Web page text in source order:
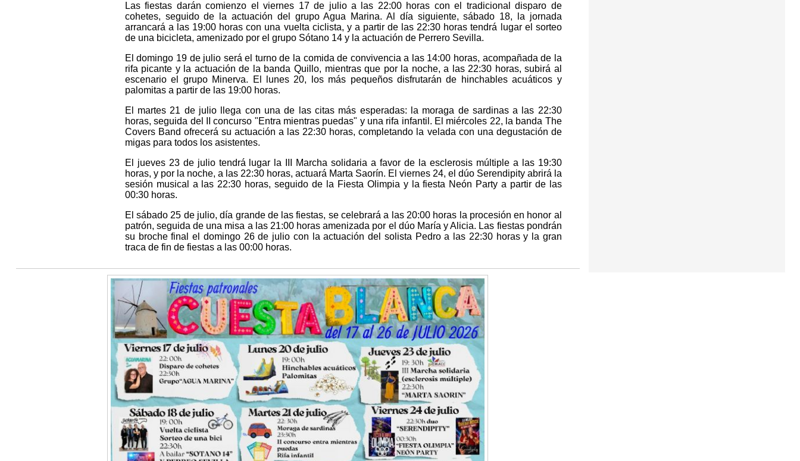
Las fiestas darán comienzo el viernes 17 de julio a las 22:00 horas con el tradicional disparo de
cohetes, seguido de la actuación del grupo Agua Marina. Al día siguiente, sábado 18, la jornada
arrancará a las 19:00 horas con una vuelta ciclista, y a partir de las 22:30 horas tendrá lugar el sorteo
de una bicicleta, amenizado por el grupo Sótano 14 y la actuación de Perrero Sevilla.
El domingo 19 de julio será el turno de la comida de convivencia a las 14:00 horas, acompañada de la
rifa picante y la actuación de la banda Quillo, mientras que por la noche, a las 22:30 horas, subirá al
escenario el grupo Minerva. El lunes 20, los más pequeños disfrutarán de hinchables acuáticos y
palomitas a partir de las 19:00 horas.
El martes 21 de julio llega con una de las citas más esperadas: la moraga de sardinas a las 22:30
horas, seguida del II concurso "Entra mientras puedas" y una rifa infantil. El miércoles 22, la banda The
Covers Band ofrecerá su actuación a las 22:30 horas, completando la velada con una degustación de
migas para todos los asistentes.
El jueves 23 de julio tendrá lugar la III Marcha solidaria a favor de la esclerosis múltiple a las 19:30
horas, y por la noche, a las 22:30 horas, actuará Marta Saorín. El viernes 24, el dúo Serendipity abrirá la
sesión musical a las 22:30 horas, seguido de la Fiesta Olimpia y la fiesta Neón Party a partir de las
00:30 horas.
El sábado 25 de julio, día grande de las fiestas, se celebrará a las 20:00 horas la procesión en honor al
patrón, seguida de una misa a las 21:00 horas amenizada por el dúo María y Alicia. Las fiestas pondrán
su broche final el domingo 26 de julio con la actuación del solista Pedro a las 22:30 horas y la gran
traca de fin de fiestas a las 00:00 horas.